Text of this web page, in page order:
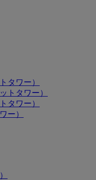
タワー）
トタワー）
タワー）
ー）